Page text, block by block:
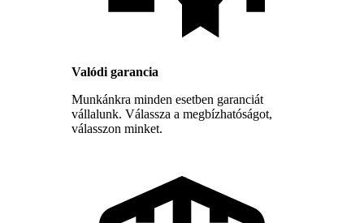
Valódi garancia
Munkánkra minden esetben garanciát
vállalunk. Válassza a megbízhatóságot,
válasszon minket.